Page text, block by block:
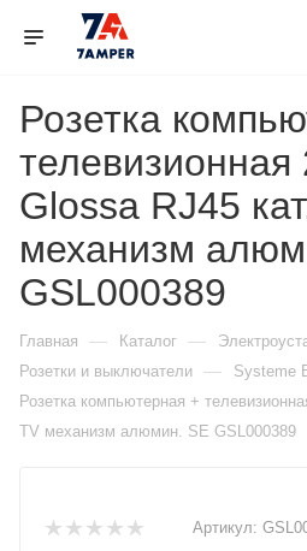
Розетка
телевизионная
Glossa RJ45
механизм
GSL000389
Главная — Каталог —
Розетки и выключатели — Systeme
Розетка компьютерная +
TV механизм алюмин. SE GSL000389
Артикул: